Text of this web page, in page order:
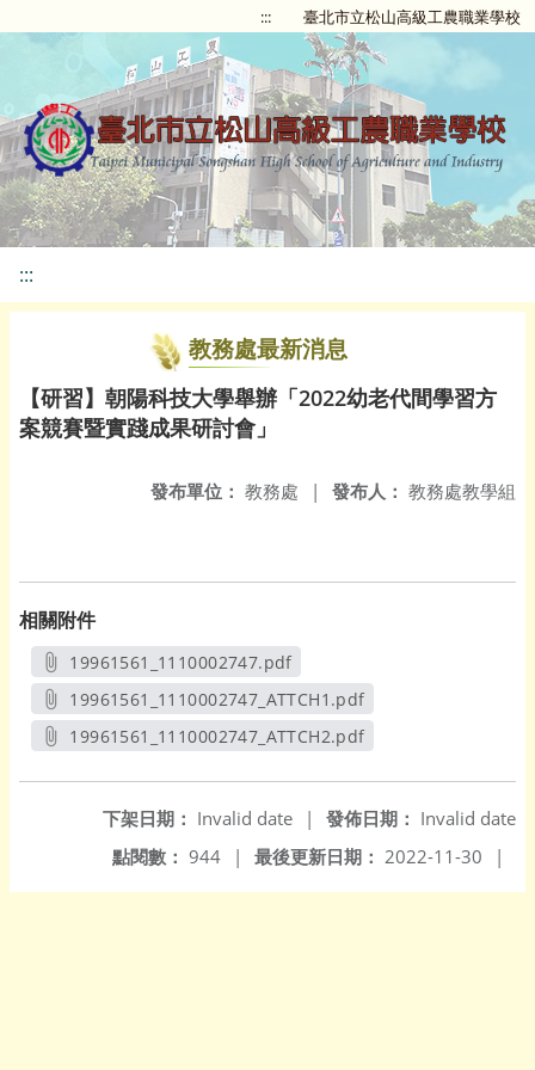
::: 臺北市立松山高級工農職業學校
:::
教務處最新消息
【研習】朝陽科技大學舉辦「2022幼老代間學習方
案競賽暨實踐成果研討會」
發布人： 教務處教學組
發布單位： 教務處 |
相關附件
19961561_1110002747.pdf
另開新視窗
19961561_1110002747_ATTCH1.pdf
另開新視窗
19961561_1110002747_ATTCH2.pdf
發佈日期： Invalid date
下架日期： Invalid date
|
最後更新日期： 2022-11-30 |
點閱數： 944 |